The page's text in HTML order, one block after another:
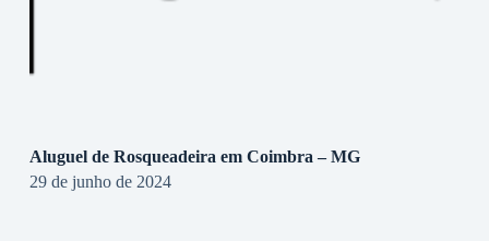
Aluguel de Rosqueadeira em Coimbra – MG
29 de junho de 2024